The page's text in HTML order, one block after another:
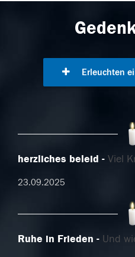
Erleuchten
herzliches beleid Viel
23.09.2025
Ruhe in Frieden Und